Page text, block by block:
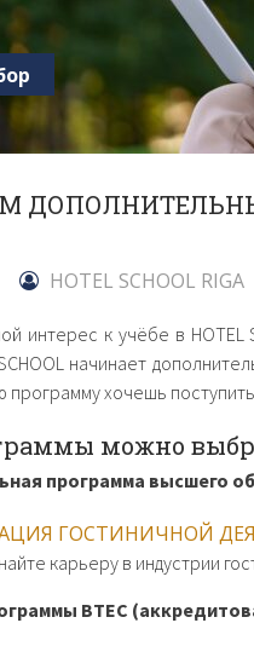
HOTEL SCHOOL RIGA
интерес к учёбе в
начинает
программу хочешь
можно
программа высшего
ГОСТИНИЧНОЙ
карьеру в индустрии
BTEC